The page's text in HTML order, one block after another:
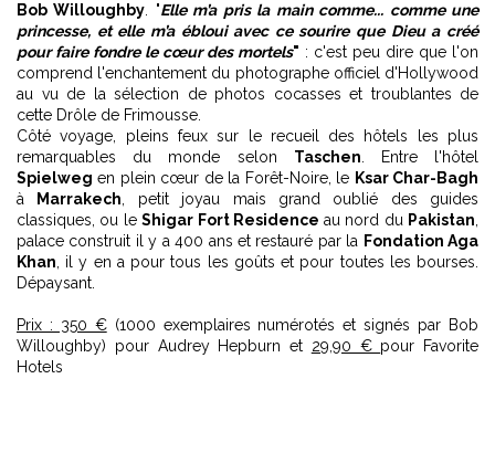
Bob Willoughby . "Elle m’a pris la main comme... comme une
princesse, et elle m’a ébloui avec ce sourire que Dieu a créé
pour faire fondre le cœur des mortels" : c'est peu dire que l'on
comprend l'enchantement du photographe officiel d'Hollywood
au vu de la sélection de photos cocasses et troublantes de
cette Drôle de Frimousse.
Côté voyage, pleins feux sur le recueil des hôtels les plus
remarquables du monde selon Taschen . Entre l'hôtel
Spielweg en plein cœur de la Forêt-Noire, le Ksar Char-Bagh
à
Marrakech , petit joyau mais grand oublié des guides
classiques, ou leShigar Fort Residence au nord du Pakistan
palace construit il y a 400 ans et restauré par la Fondation Aga
Khan , il y en a pour tous les goûts et pour toutes les bourses.
Dépaysant.
Prix : 350 €(1000 exemplaires numérotés et signés par Bob
Willoughby) pour Audrey Hepburn et 29,90 € pour Favorite
Hotels